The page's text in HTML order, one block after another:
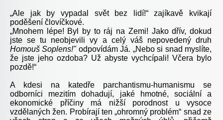
„Ale jak by vypadal svět bez lidí!“ zajíkavě kvikají
poděšení človíčkové.
„Mnohem lépe! Byl by to ráj na Zemi! Jako dřív, dokud
jste se tu neobjevili vy a celý váš nepovedený druh
Homouš Soplens!"odpovídám Já. „Nebo si snad myslíte,
že jste jeho ozdoba? Už abyste vychcípali! Včera bylo
pozdě!“
A kdesi na katedře parchantismu-humanismu se
odborníci mezitím dohadují, jaké hmotné, sociální a
ekonomické příčiny má nižší porodnost u vysoce
vzdělaných žen. Probírají ten „ohromný problém“ snad ze